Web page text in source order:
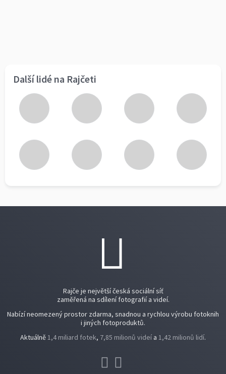
Další lidé na Rajčeti
Rajče je největší česká sociální síť
zaměřená na sdílení fotografií a videí.
Nabízí neomezený prostor zdarma, snadnou a rychlou výrobu fotoknih
i jiných fotoproduktů.
Aktuálně1,4 miliard fotek, 7,85 milionů videí a 1,42 milionů lidí.